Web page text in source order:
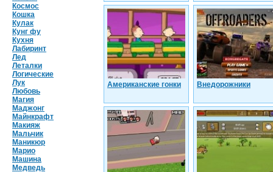
Космос
Кошка
Кулак
Кунг фу
Кухня
Лабиринт
Лед
Леталки
Логические
Лук
Любовь
Магия
Маджонг
Майнкрафт
Макияж
Мальчик
Маникюр
Марио
Машина
Медведь
Американские гонки Внедорожники